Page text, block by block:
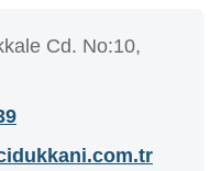
Cd. No:10,